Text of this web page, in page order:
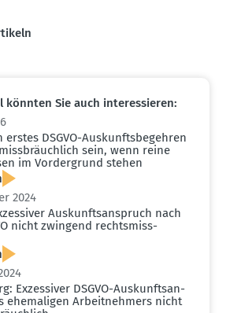
könnten Sie auch inter­es­sieren:
erstes DSGVO-Auskunfts­be­gehren
sein, wenn reine
im Vorder­grund stehen
2024
Auskunfts­an­spruch nach
nicht zwingend rechts­miss­
Exzes­siver DSGVO-Auskunfts­an­
ehema­ligen Arbeit­nehmers nicht